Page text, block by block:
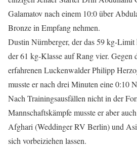
Galamatov nach einem 10:0 über
Bronze in Empfang nehmen.
Dustin Nürnberger, der das 59 kg-Limit
der 61 kg-Klasse auf Rang vier. Gegen
erfahrenen Luckenwalder Philipp
musste er nach drei Minuten eine 0:10
Nach Trainingsausfällen nicht in der
Mannschaftskämpfe musste er aber
Afghari (Weddinger RV Berlin) und
sich vorbeiziehen lassen.